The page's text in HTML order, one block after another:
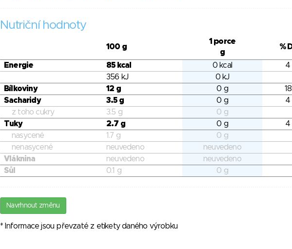
Nutriční hodnoty
100 g
1 porce
g
%
Energie 85 kcal 0 kcal
4
356 kJ
0 kJ
Bílkoviny
12 g 0 g
Sacharidy
3.5 g 0 g
4
z toho cukry
3.5 g
0 g
Tuky
2.7 g 0 g
4
nasycené
1.7 g
0 g
nenasycené
neuvedeno
neuvedeno
Vláknina
neuvedeno
neuvedeno
Sůl
0.1 g 0 g
Navrhnout změnu
* Informace jsou převzaté z etikety daného výrobku